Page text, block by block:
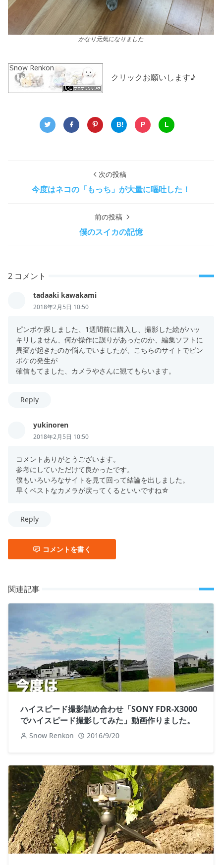
かなり元気になりました
クリックお願いします♪
B! P L
次の投稿
今度はネコの「もっち」が大量に嘔吐した！
前の投稿
僕のスイカの記憶
2 コメント
tadaaki kawakami
2018年2月5日 10:50
ピンボケ探しました、1週間前に購入し、撮影した絵がハッ
キリしません、何か操作に誤りがあったのか、編集ソフトに
異変が起きたのか悩んでいましたが、こちらのサイトでピン
ボケの発生が
確信もてました、カメラやさんに観てもらいます。
Reply
yukinoren
2018年2月5日 10:50
コメントありがとうございます。
参考にしていただけて良かったです。
僕もいろいろなサイトを見て回って結論を出しました。
早くベストなカメラが戻ってくるといいですね☆
Reply
コメントを書く
関連記事
ハイスピード撮影詰め合わせ「SONY FDR-X3000
でハイスピード撮影してみた」動画作りました。
Snow Renkon 2016/9/20